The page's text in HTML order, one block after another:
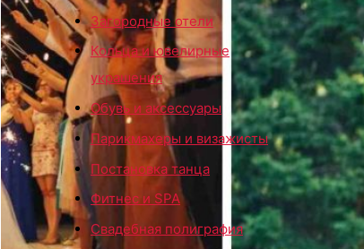
Загородные отели
Кольца и ювелирные
украшения
Обувь и аксессуары
Парикмахеры и визажисты
Постановка танца
Фитнес и SPA
Свадебная полиграфия